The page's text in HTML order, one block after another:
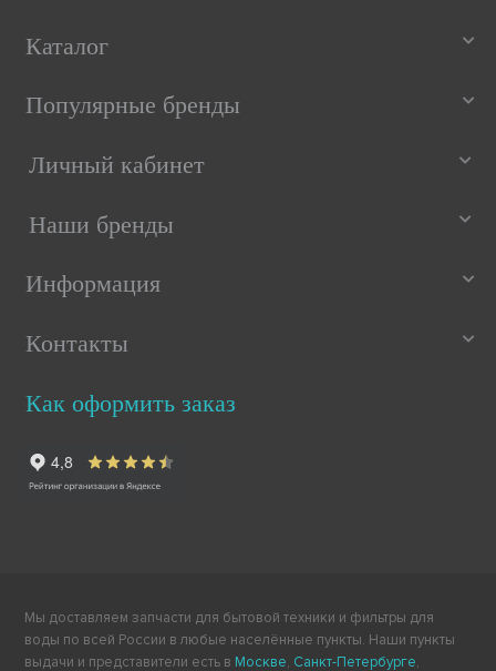
Каталог
Популярные бренды
Личный кабинет
Наши бренды
Информация
Контакты
Как оформить заказ
Мы доставляем запчасти для бытовой техники и фильтры для
воды по всей России в любые населённые пункты. Наши пункты
выдачи и представители есть в Москве, Санкт-Петербурге,